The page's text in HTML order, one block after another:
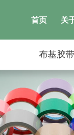
首页 关
布基胶带